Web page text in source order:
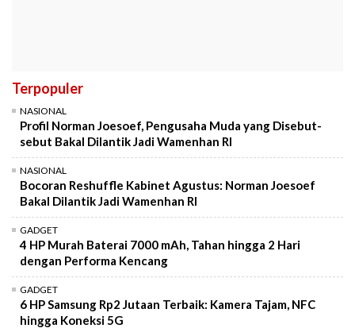
Terpopuler
NASIONAL
Profil Norman Joesoef, Pengusaha Muda yang Disebut-
sebut Bakal Dilantik Jadi Wamenhan RI
NASIONAL
Bocoran Reshuffle Kabinet Agustus: Norman Joesoef
Bakal Dilantik Jadi Wamenhan RI
GADGET
4 HP Murah Baterai 7000 mAh, Tahan hingga 2 Hari
dengan Performa Kencang
GADGET
6 HP Samsung Rp2 Jutaan Terbaik: Kamera Tajam, NFC
hingga Koneksi 5G